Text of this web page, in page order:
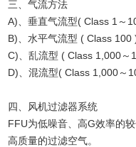
三、气流方法
A)、垂直气流型( Class 1～
B)、水平气流型 ( Class 100
C)、乱流型 ( Class 1,000～
D)、混流型( Class 1,000～
四、风机过滤器系统
FFU为低噪音、高G效率的
高质量的过滤空气。